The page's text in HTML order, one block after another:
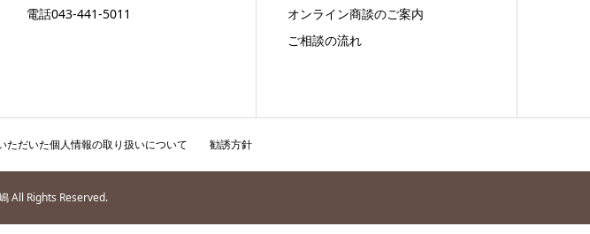
電話043-441-5011
オンライン商談のご案内
ご相談の流れ
ただいた個人情報の取り扱いについて 勧誘方針
All Rights Reserved.